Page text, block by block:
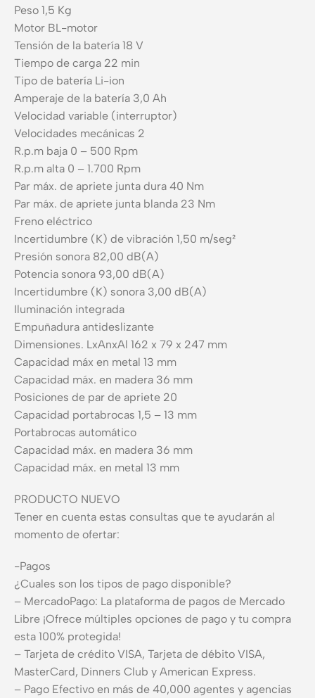
Peso 1,5 Kg
Motor BL-motor
Tensión de la batería 18 V
Tiempo de carga 22 min
Tipo de batería Li-ion
Amperaje de la batería 3,0 Ah
Velocidad variable (interruptor)
Velocidades mecánicas 2
R.p.m baja 0 – 500 Rpm
R.p.m alta 0 – 1.700 Rpm
Par máx. de apriete junta dura 40 Nm
Par máx. de apriete junta blanda 23 Nm
Freno eléctrico
Incertidumbre (K) de vibración 1,50 m/seg²
Presión sonora 82,00 dB(A)
Potencia sonora 93,00 dB(A)
Incertidumbre (K) sonora 3,00 dB(A)
Iluminación integrada
Empuñadura antideslizante
Dimensiones. LxAnxAl 162 x 79 x 247 mm
Capacidad máx en metal 13 mm
Capacidad máx. en madera 36 mm
Posiciones de par de apriete 20
Capacidad portabrocas 1,5 – 13 mm
Portabrocas automático
Capacidad máx. en madera 36 mm
Capacidad máx. en metal 13 mm
PRODUCTO NUEVO
Tener en cuenta estas consultas que te ayudarán al
momento de ofertar:
-Pagos
¿Cuales son los tipos de pago disponible?
– MercadoPago: La plataforma de pagos de Mercado
Libre ¡Ofrece múltiples opciones de pago y tu compra
esta 100% protegida!
– Tarjeta de crédito VISA, Tarjeta de débito VISA,
MasterCard, Dinners Club y American Express.
– Pago Efectivo en más de 40,000 agentes y agencias